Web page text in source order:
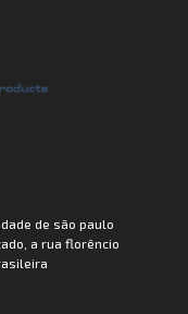
de são paulo
a rua florêncio